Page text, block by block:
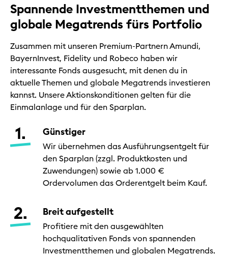
Spannende Investmentthemen und
globale Megatrends fürs Portfolio
Zusammen mit unseren Premium-Partnern Amundi,
BayernInvest, Fidelity und Robeco haben wir
interessante Fonds ausgesucht, mit denen du in
aktuelle Themen und globale Megatrends investieren
kannst. Unsere Aktionskonditionen gelten für die
Einmalanlage und für den Sparplan.
Günstiger
Wir übernehmen das Ausführungsentgelt für
den Sparplan (zzgl. Produktkosten und
Zuwendungen) sowie ab 1.000 €
Ordervolumen das Orderentgelt beim Kauf.
Breit aufgestellt
Profitiere mit den ausgewählten
hochqualitativen Fonds von spannenden
Investmentthemen und globalen Megatrends.